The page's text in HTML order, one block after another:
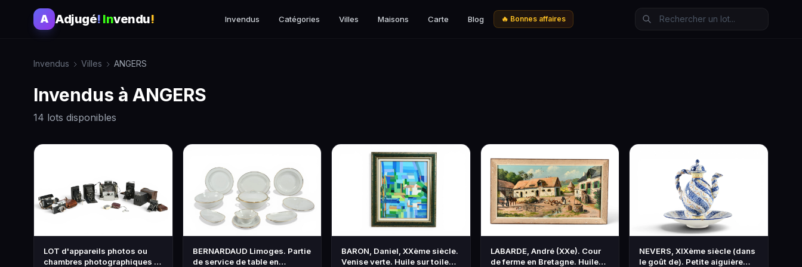
A Adjugé! Invendu! Invendus Catégories Villes Maisons Carte Blog 🔥 Bonnes affaires
Invendus Villes ANGERS
Invendus à ANGERS
14 lots disponibles
LOT d'appareils photos ou
chambres photographiques : -
BERNARDAUD Limoges. Partie
de service de table en
BARON, Daniel, XXème siècle.
Venise verte. Huile sur toile
LABARDE, André (XXe). Cour
de ferme en Bretagne. Huile
NEVERS, XIXème siècle (dans
le goût de). Petite aiguière